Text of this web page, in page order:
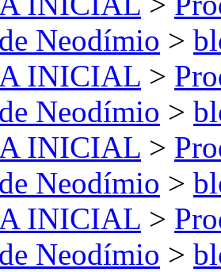
Neodímio >
INICIAL >
Neodímio >
INICIAL >
Neodímio >
INICIAL >
Neodímio >